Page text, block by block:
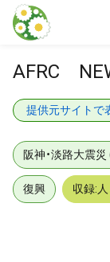
本文に飛ぶ
AFRC
提供元サイトで
阪神・淡路大震
復興 収録: